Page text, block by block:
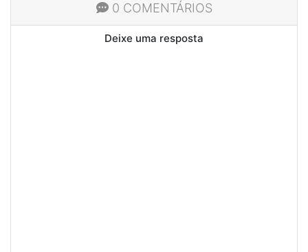
0 COMENTÁRIOS
Deixe uma resposta